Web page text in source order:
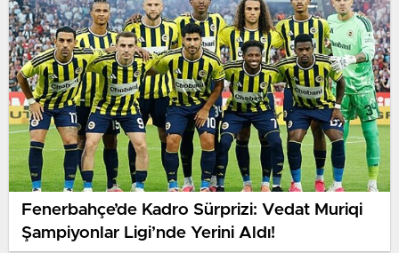
Fenerbahçe’de Kadro Sürprizi: Vedat Muriqi
Şampiyonlar Ligi’nde Yerini Aldı!